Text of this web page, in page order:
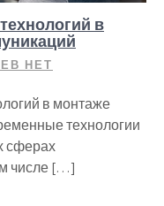
в
НЕТ
в монтаже
технологии
сферах
числе […]